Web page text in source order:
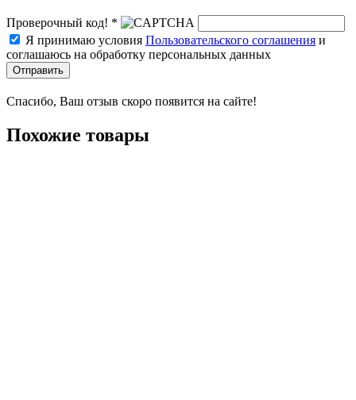
Проверочный код! *
Я принимаю условия Пользовательского соглашения и
соглашаюсь на обработку персональных данных
Отправить
Спасибо, Ваш отзыв скоро появится на сайте!
Похожие товары